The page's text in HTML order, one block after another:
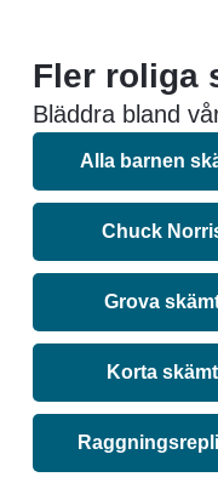
Fler roliga
Bläddra bland
Alla barnen
Chuck
Grova
Korta skämt